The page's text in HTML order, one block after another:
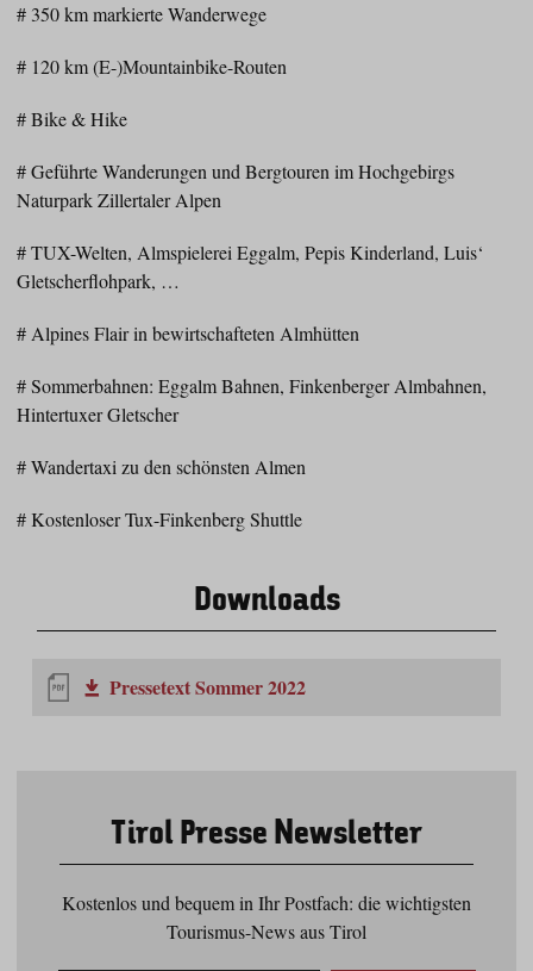
# 350 km markierte Wanderwege
# 120 km (E-)Mountainbike-Routen
# Bike & Hike
# Geführte Wanderungen und Bergtouren im Hochgebirgs
Naturpark Zillertaler Alpen
# TUX-Welten, Almspielerei Eggalm, Pepis Kinderland, Luis‘
Gletscherflohpark, …
# Alpines Flair in bewirtschafteten Almhütten
# Sommerbahnen: Eggalm Bahnen, Finkenberger Almbahnen,
Hintertuxer Gletscher
# Wandertaxi zu den schönsten Almen
# Kostenloser Tux-Finkenberg Shuttle
Downloads
Pressetext Sommer 2022
Tirol Presse Newsletter
Kostenlos und bequem in Ihr Postfach: die wichtigsten
Tourismus-News aus Tirol